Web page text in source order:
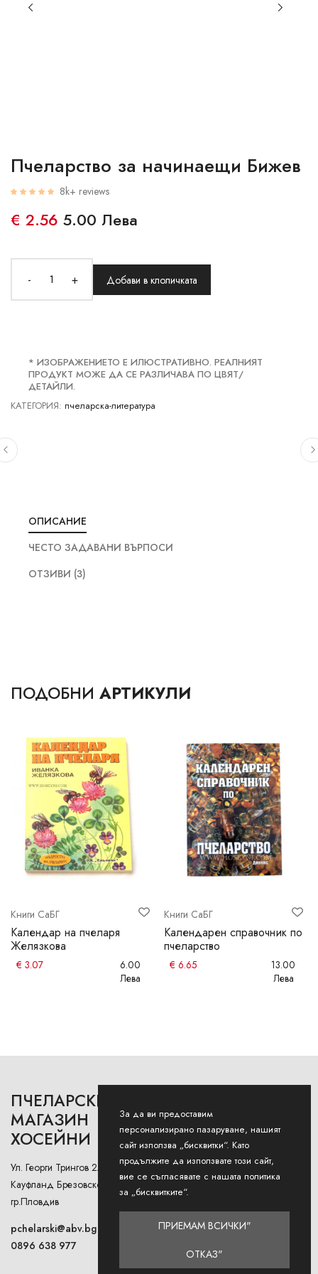
Пчеларство за начинаещи Бижев
8k+ reviews
€ 2.56 5.00 Лева
- + Добави в клоличката
* ИЗОБРАЖЕНИЕТО Е ИЛЮСТРАТИВНО. РЕАЛНИЯТ
ПРОДУКТ МОЖЕ ДА СЕ РАЗЛИЧАВА ПО ЦВЯТ/
ДЕТАЙЛИ.
КАТЕГОРИЯ: пчеларска-литература
ОПИСАНИЕ
ЧЕСТО ЗАДАВАНИ ВЪРПОСИ
ОТЗИВИ (3)
ПОДОБНИ АРТИКУЛИ
Книги СаБГ
Календар на пчеларя
Желязкова
€ 3.07
6.00
Лева
Книги СаБГ
Календарен справочник по
пчеларство
€ 6.65
13.00
Лева
ПЧЕЛАРСКИ
МАГАЗИН
ХОСЕЙНИ
Ул. Георги Трингов 2А (до
Кауфланд Брезовско Шосе),
гр.Пловдив
pchelarski@abv.bg
0896 638 977
Понеделник - Петък: 9AM -
12:30PM и 13:00РМ - 18:00РМ
Събота: 9AM - 13PM
За да ви предоставим
персонализирано пазаруване, нашият
сайт използва „бисквитки“. Като
продължите да използвате този сайт,
вие се съгласявате с нашата политика
за „бисквитките“.
ПРИЕМАМ ВСИЧКИ"
ОТКАЗ"